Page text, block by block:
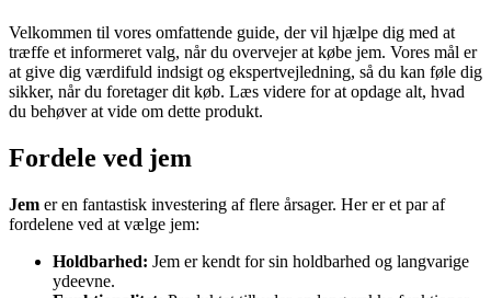
Velkommen til vores omfattende guide, der vil hjælpe dig med at
træffe et informeret valg, når du overvejer at købe jem. Vores mål er
at give dig værdifuld indsigt og ekspertvejledning, så du kan føle dig
sikker, når du foretager dit køb. Læs videre for at opdage alt, hvad
du behøver at vide om dette produkt.
Fordele ved jem
Jem er en fantastisk investering af flere årsager. Her er et par af
fordelene ved at vælge jem:
Holdbarhed: Jem er kendt for sin holdbarhed og langvarige
ydeevne.